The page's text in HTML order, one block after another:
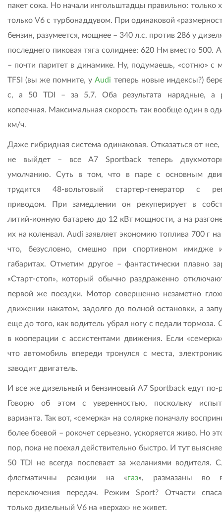
пакет сока. Но начали ингольштадцы правильно: только
только V6 с турбонаддувом. При одинаковой
бензин, разумеется, мощнее – 340 л.с. против 286 у
последнего пиковая тяга солиднее: 620 Нм вместо 500. А
– почти паритет в динамике. Ну, подумаешь, «сотню» с
TFSI (вы же помните, уAudi теперь новые индексы?)
с, а 50 TDI – за 5,7. Оба результата нарядные, а
копеечная. Максимальная скорость так вообще один в
км/ч.
Даже гибридная система одинаковая. Отказаться от нее,
не выйдет – все A7 Sportback теперь
умолчанию. Суть в том, что в паре с основным
трудится 48-вольтовый стартер-генератор с
приводом. При замедлении он рекуперирует в
литий-ионную батарею до 12 кВт мощности, а на
их на коленвал. Audi заявляет экономию топлива 700 г
что, безусловно, смешно при спортивном имидже
габаритах. Отметим другое – фантастически плавно
«Старт-стоп», который обычно раздраженно
первой же поездки. Мотор совершенно незаметно
движении накатом, задолго до полной остановки, а
еще до того, как водитель убрал ногу с педали тормоза.
в кооперации с ассистентами движения. Если
что автомобиль впереди тронулся с места,
заводит двигатель.
И все же дизельный и бензиновый A7 Sportback едут по-
Говорю об этом с уверенностью, поскольку
варианта. Так вот, «семерка» на солярке поначалу
более боевой – рокочет серьезно, ускоряется живо. Но
пор, пока не поехал действительно быстро. И тут
50 TDI не всегда поспевает за желаниями водителя.
флегматичны реакции на «газ», размазаны во
переключения передач. Режим Sport? Отчасти
только дизельный V6 на «верхах» не живет.